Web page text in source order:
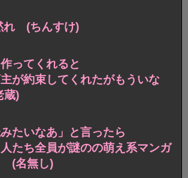
れ (ちんすけ)
ってくれると
が約束してくれたがもういな
蔵)
たいなあ」と言ったら
たち全員が謎のの萌え系マンガ
(名無し)